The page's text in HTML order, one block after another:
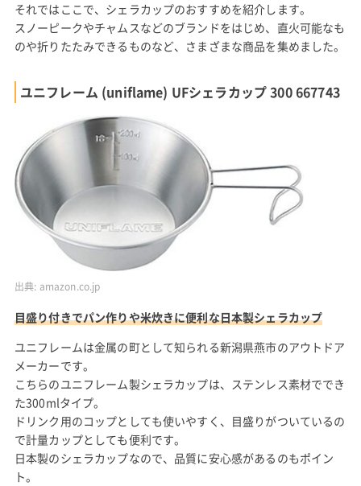
それではここで、シェラカップのおすすめを紹介します。
スノーピークやチャムスなどのブランドをはじめ、直火可能なも
のや折りたたみできるものなど、さまざまな商品を集めました。
ユニフレーム (uniflame) UFシェラカップ 300 667743
出典: amazon.co.jp
目盛り付きでパン作りや米炊きに便利な日本製シェラカップ
ユニフレームは金属の町として知られる新潟県燕市のアウトドア
メーカーです。
こちらのユニフレーム製シェラカップは、ステンレス素材ででき
た300mlタイプ。
ドリンク用のコップとしても使いやすく、目盛りがついているの
で計量カップとしても便利です。
日本製のシェラカップなので、品質に安心感があるのもポイン
ト。